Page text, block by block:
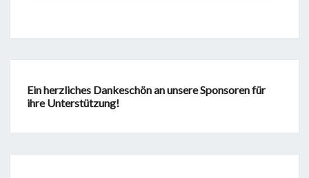
Ein herzliches Dankeschön an unsere Sponsoren für
ihre Unterstützung!